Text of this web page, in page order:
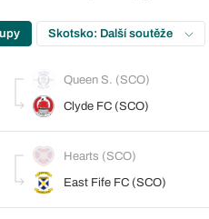
Skotsko: Další soutěže
Queen S. (SCO)
Clyde FC (SCO)
Hearts (SCO)
East Fife FC (SCO)